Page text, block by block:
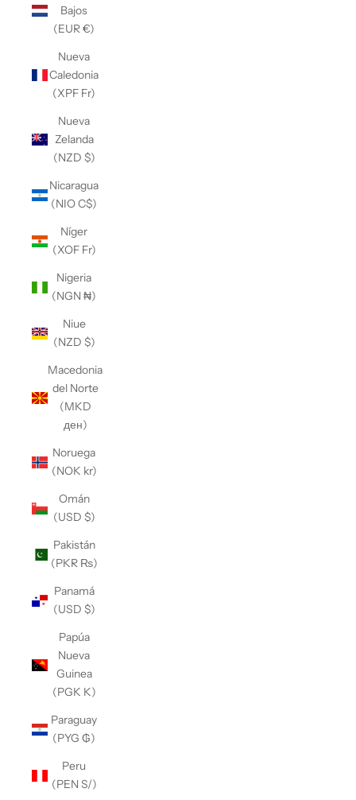
Bajos
(EUR €)
Nueva
Caledonia
(XPF Fr)
Nueva
Zelanda
(NZD $)
Nicaragua
(NIO C$)
Níger
(XOF Fr)
Nigeria
(NGN ₦)
Niue
(NZD $)
Macedonia
del Norte
(MKD
ден)
Noruega
(NOK kr)
Omán
(USD $)
Pakistán
(PKR ₨)
Panamá
(USD $)
Papúa
Nueva
Guinea
(PGK K)
Paraguay
(PYG ₲)
Peru
(PEN S/)